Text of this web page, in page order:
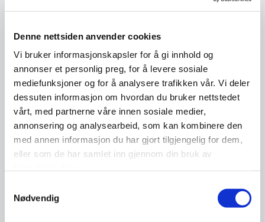
Denne nettsiden anvender cookies
Vi bruker informasjonskapsler for å gi innhold og
annonser et personlig preg, for å levere sosiale
mediefunksjoner og for å analysere trafikken vår. Vi deler
dessuten informasjon om hvordan du bruker nettstedet
vårt, med partnerne våre innen sosiale medier,
annonsering og analysearbeid, som kan kombinere den
med annen informasjon du har gjort tilgjengelig for dem,
eller som de har samlet inn gjennom din bruk av
Nødvendig
Arbeidsgiver’n er vår digitale
arbeidsgivertjeneste som inneholder,
innen vanlig arbeidsrett.
I tillegg egen
seksjon for HMS og bedriftsmessige